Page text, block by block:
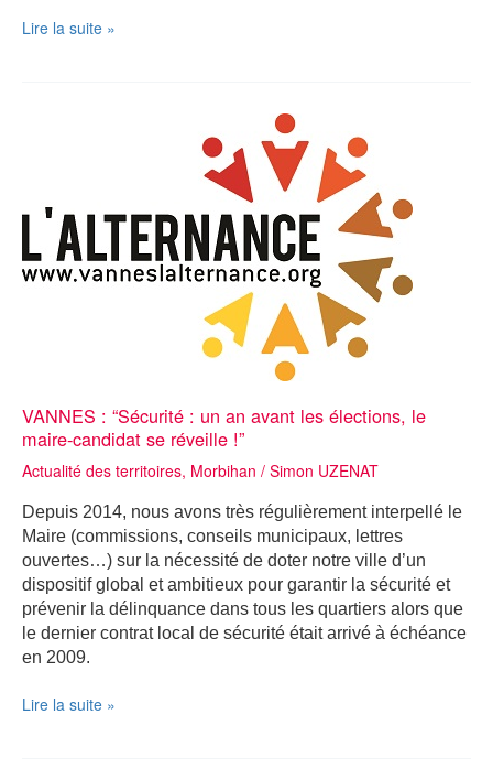
COMMUNIQUÉ
ordre
bataille
!
Lire la suite »
VANNES : “Sécurité : un an avant les élections, le
maire-candidat se réveille !”
Actualité des territoires, Morbihan / Simon UZENAT
Depuis 2014, nous avons très régulièrement interpellé le
Maire (commissions, conseils municipaux, lettres
ouvertes…) sur la nécessité de doter notre ville d’un
dispositif global et ambitieux pour garantir la sécurité et
prévenir la délinquance dans tous les quartiers alors que
le dernier contrat local de sécurité était arrivé à échéance
en 2009.
VANNES
Lire la suite »